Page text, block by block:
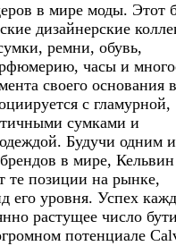
в мире моды. Этот
дизайнерские
ремни, обувь,
часы и
своего основания в
с гламурной,
сумками и
Будучи одним
в мире, Кельвин
те позиции на рынке,
его уровня. Успех
растущее число
потенциале